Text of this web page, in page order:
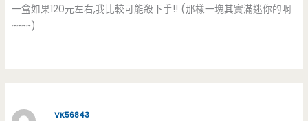
一盒如果120元左右,我比較可能殺下手!! (那樣一塊其實滿迷你的啊
~~~~)
VK56843